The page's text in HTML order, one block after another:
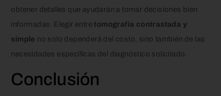
obtener detalles que ayudarán a tomar decisiones bien
informadas. Elegir entre tomografía contrastada y
simple no solo dependerá del costo, sino también de las
necesidades específicas del diagnóstico solicitado.
Conclusión